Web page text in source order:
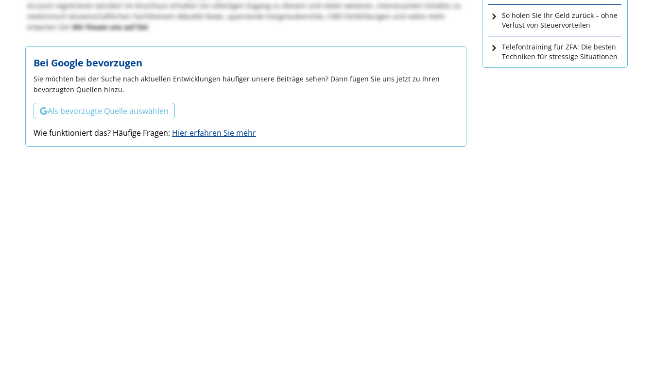
Account registrieren würden! Im Anschluss erhalten Sie sofortigen Zugang zu diesem und vielen weiteren, interessanten Inhalten zu
medizinisch-wissenschaftlichen Fachthemen! Aktuelle News, spannende Kongressberichte, CME-Fortbildungen und vieles mehr
erwarten Sie!Wir freuen uns auf Sie!
Bei Google bevorzugen
Sie möchten bei der Suche nach aktuellen Entwicklungen häufiger unsere Beiträge sehen? Dann fügen Sie uns jetzt zu Ihren
bevorzugten Quellen hinzu.
Als bevorzugte Quelle auswählen
Wie funktioniert das? Häufige Fragen: Hier erfahren Sie mehr
So holen Sie Ihr Geld zurück – ohne
Verlust von Steuervorteilen
Telefontraining für ZFA: Die besten
Techniken für stressige Situationen